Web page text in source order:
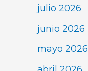
julio 2026
junio 2026
mayo 2026